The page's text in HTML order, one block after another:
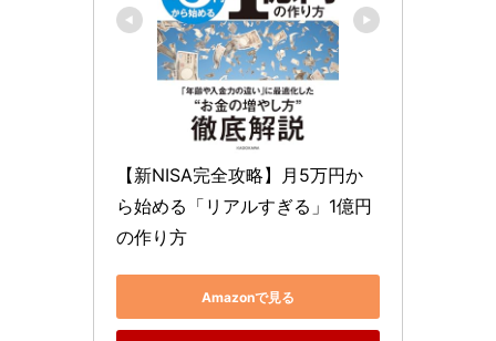
【新NISA完全攻略】月5万円か
ら始める「リアルすぎる」1億円
の作り方
Amazonで見る